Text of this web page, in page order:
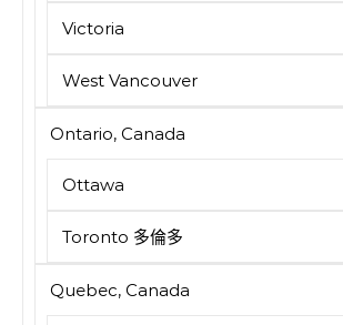
Victoria
West Vancouver
Ontario, Canada
Ottawa
Toronto 多倫多
Quebec, Canada